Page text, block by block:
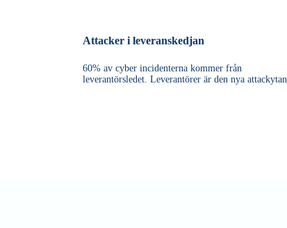
Attacker i leveranskedjan
60% av cyber incidenterna kommer från
leverantörsledet. Leverantörer är den nya attackytan.